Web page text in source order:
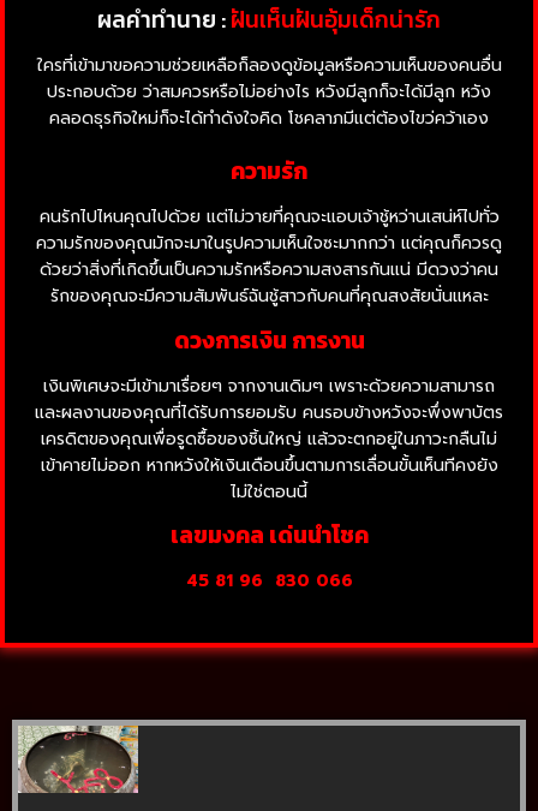
ผลคำทำนาย :ฝันเห็นฝันอุ้มเด็กน่ารัก
ใครที่เข้ามาขอความช่วยเหลือก็ลองดูข้อมูลหรือความเห็นของคนอื่น
ประกอบด้วย ว่าสมควรหรือไม่อย่างไร หวังมีลูกก็จะได้มีลูก หวัง
คลอดธุรกิจใหม่ก็จะได้ทำดังใจคิด โชคลาภมีแต่ต้องไขว่คว้าเอง
ความรัก
คนรักไปไหนคุณไปด้วย แต่ไม่วายที่คุณจะแอบเจ้าชู้หว่านเสน่ห์ไปทั่ว
ความรักของคุณมักจะมาในรูปความเห็นใจซะมากกว่า แต่คุณก็ควรดู
ด้วยว่าสิ่งที่เกิดขึ้นเป็นความรักหรือความสงสารกันแน่ มีดวงว่าคน
รักของคุณจะมีความสัมพันธ์ฉันชู้สาวกับคนที่คุณสงสัยนั่นแหละ
ดวงการเงิน การงาน
เงินพิเศษจะมีเข้ามาเรื่อยๆ จากงานเดิมๆ เพราะด้วยความสามารถ
และผลงานของคุณที่ได้รับการยอมรับ คนรอบข้างหวังจะพึ่งพาบัตร
เครดิตของคุณเพื่อรูดซื้อของชิ้นใหญ่ แล้วจะตกอยู่ในภาวะกลืนไม่
เข้าคายไม่ออก หากหวังให้เงินเดือนขึ้นตามการเลื่อนขั้นเห็นทีคงยัง
ไม่ใช่ตอนนี้
เลขมงคล เด่นนำโชค
45 81 96 830 066